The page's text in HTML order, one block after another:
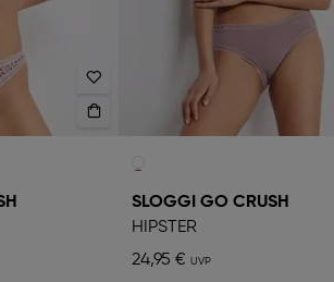
SLOGGI GO CRUSH
HIPSTER
24,95 €